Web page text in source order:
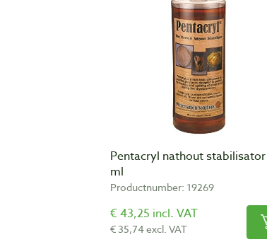
Pentacryl nathout
ml
Productnumber: 19269
€ 43,25 incl. VAT
€ 35,74 excl. VAT